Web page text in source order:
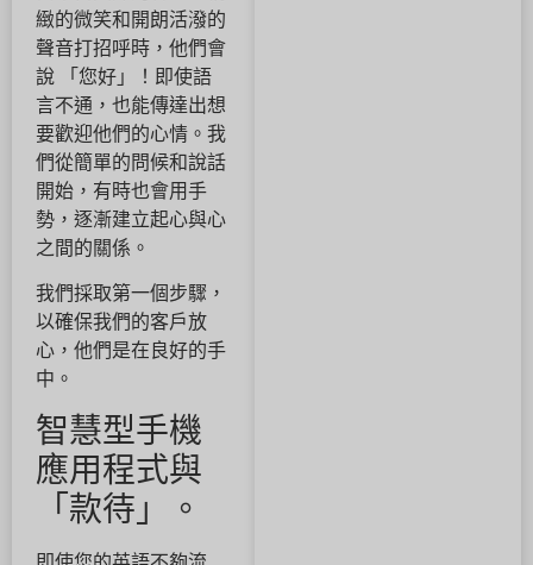
緻的微笑和開朗活潑的
聲音打招呼時，他們會
說 「您好」！即使語
言不通，也能傳達出想
要歡迎他們的心情。我
們從簡單的問候和說話
開始，有時也會用手
勢，逐漸建立起心與心
之間的關係。
我們採取第一個步驟，
以確保我們的客戶放
心，他們是在良好的手
中。
智慧型手機
應用程式與
「款待」。